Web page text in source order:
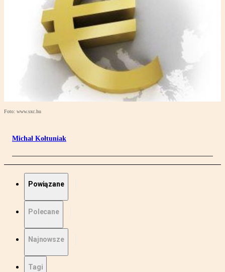
Foto: www.sxc.hu
Michał Kołtuniak
Powiązane
Polecane
Najnowsze
Tagi